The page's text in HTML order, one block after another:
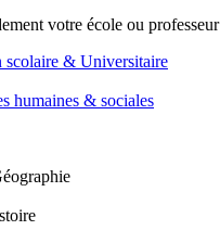
votre école ou professeur
scolaire & Universitaire
humaines & sociales